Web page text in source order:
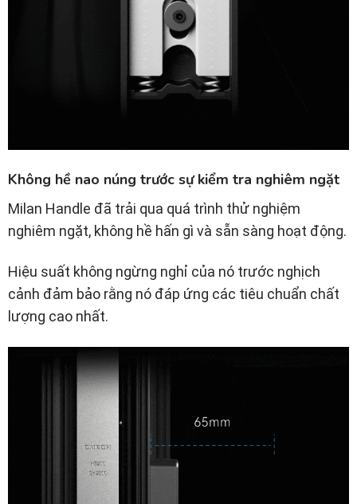
Không hề nao núng trước sự kiểm tra nghiêm ngặt
Milan Handle đã trải qua quá trình thử nghiệm
nghiêm ngặt, không hề hấn gì và sẵn sàng hoạt động.
Hiệu suất không ngừng nghỉ của nó trước nghịch
cảnh đảm bảo rằng nó đáp ứng các tiêu chuẩn chất
lượng cao nhất.